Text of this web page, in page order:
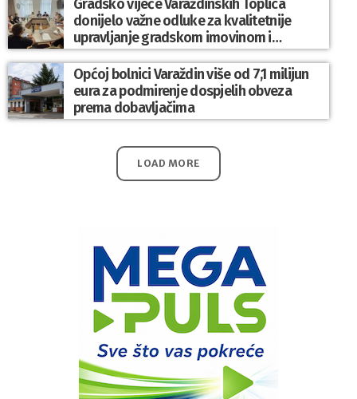
Gradsko vijeće Varaždinskih Toplica
donijelo važne odluke za kvalitetnije
upravljanje gradskom imovinom i
komunalnim sustavom
Općoj bolnici Varaždin više od 7,1 milijun
eura za podmirenje dospjelih obveza
prema dobavljačima
LOAD MORE